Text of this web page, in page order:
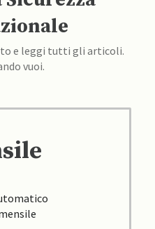
e leggi tutti gli articoli.
vuoi.